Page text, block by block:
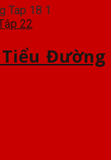
22
Tiểu Đường